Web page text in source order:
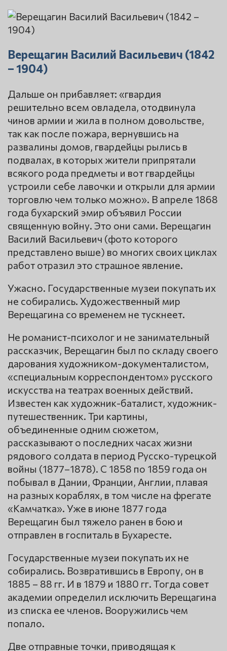
Верещагин Василий Васильевич (1842
– 1904)
Дальше он прибавляет: «гвардия
решительно всем овладела, отодвинула
чинов армии и жила в полном довольстве,
так как после пожара, вернувшись на
развалины домов, гвардейцы рылись в
подвалах, в которых жители припрятали
всякого рода предметы и вот гвардейцы
устроили себе лавочки и открыли для армии
торговлю чем только можно». В апреле 1868
года бухарский эмир объявил России
священную войну. Это они сами. Верещагин
Василий Васильевич (фото которого
представлено выше) во многих своих циклах
работ отразил это страшное явление.
Ужасно. Государственные музеи покупать их
не собирались. Художественный мир
Верещагина со временем не тускнеет.
Не романист-психолог и не занимательный
рассказчик, Верещагин был по складу своего
дарования художником-документалистом,
«специальным корреспондентом» русского
искусства на театрах военных действий.
Известен как художник-баталист, художник-
путешественник. Три картины,
объединенные одним сюжетом,
рассказывают о последних часах жизни
рядового солдата в период Русско-турецкой
войны (1877–1878). С 1858 по 1859 года он
побывал в Дании, Франции, Англии, плавая
на разных кораблях, в том числе на фрегате
«Камчатка». Уже в июне 1877 года
Верещагин был тяжело ранен в бою и
отправлен в госпиталь в Бухаресте.
Государственные музеи покупать их не
собирались. Возвратившись в Европу, он в
1885 – 88 гг. И в 1879 и 1880 гг. Тогда совет
академии определил исключить Верещагина
из списка ее членов. Вооружились чем
попало.
Две отправные точки, приводящая к